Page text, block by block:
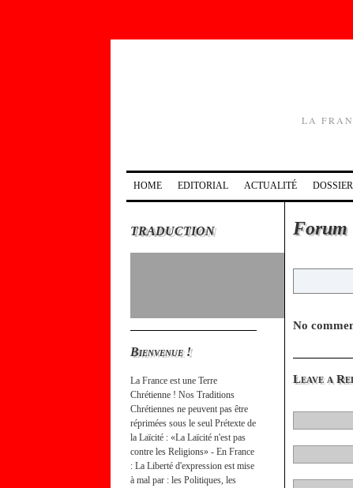
LA
HOME EDITORIAL ACTUALITÉ
TRADUCTION
Bienvenue !
La France est une Terre
Chrétienne ! Nos Traditions
Chrétiennes ne peuvent pas être
réprimées sous le seul Prétexte de
la Laïcité : «La Laïcité n'est pas
contre les Religions» - En France
: La Liberté d'expression est mise
à mal par : les Politiques, les
Forum
No
Leave a